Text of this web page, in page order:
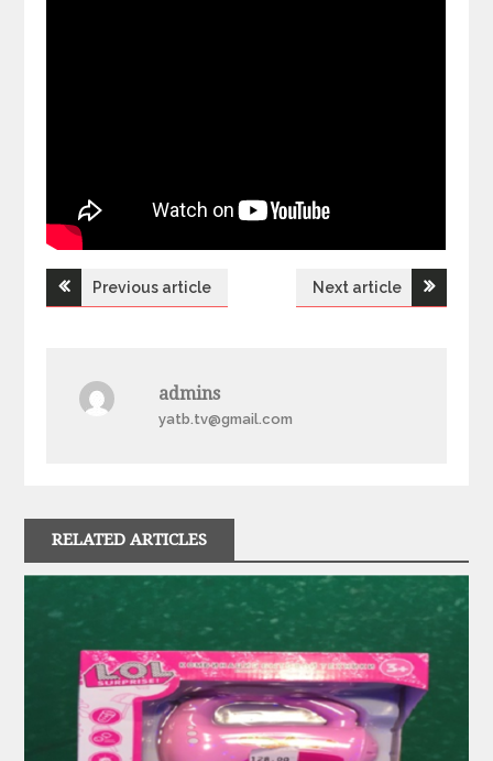
Н
г
а
ц
Previous article Next article
admins
yatb.tv@gmail.com
RELATED ARTICLES